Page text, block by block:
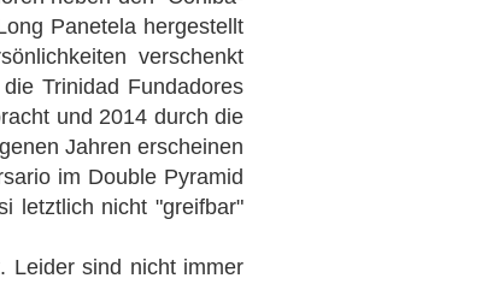
Panetela hergestellt
verschenkt
Trinidad Fundadores
und 2014 durch die
Jahren erscheinen
im Double Pyramid
letztlich nicht "greifbar"
Leider sind nicht immer